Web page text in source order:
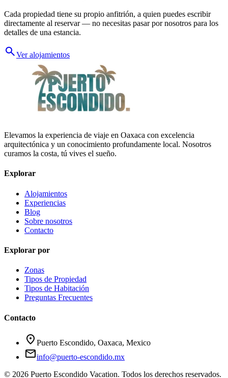
Cada propiedad tiene su propio anfitrión, a quien puedes escribir
directamente al reservar — no necesitas pasar por nosotros para los
detalles de una estancia.
searchVer alojamientos
Elevamos la experiencia de viaje en Oaxaca con excelencia
arquitectónica y un conocimiento profundamente local. Nosotros
curamos la costa, tú vives el sueño.
Explorar
Alojamientos
Experiencias
Blog
Sobre nosotros
Contacto
Explorar por
Zonas
Tipos de Propiedad
Tipos de Habitación
Preguntas Frecuentes
Contacto
location_on Puerto Escondido, Oaxaca, Mexico
mailinfo@puerto-escondido.mx
© 2026 Puerto Escondido Vacation. Todos los derechos reservados.